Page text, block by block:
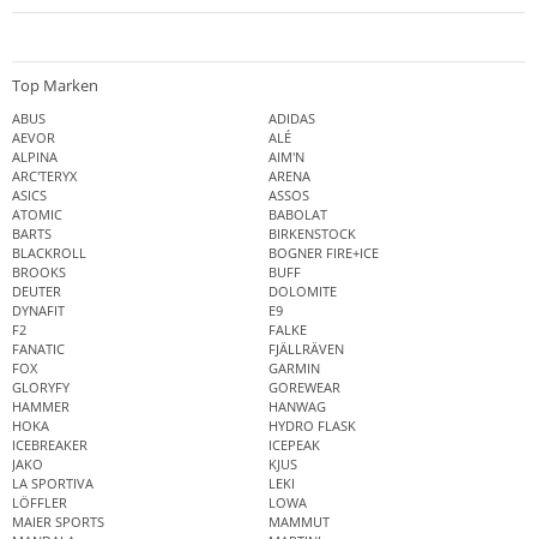
Top Marken
ABUS
ADIDAS
AEVOR
ALÉ
ALPINA
AIM'N
ARC'TERYX
ARENA
ASICS
ASSOS
ATOMIC
BABOLAT
BARTS
BIRKENSTOCK
BLACKROLL
BOGNER FIRE+ICE
BROOKS
BUFF
DEUTER
DOLOMITE
DYNAFIT
E9
F2
FALKE
FANATIC
FJÄLLRÄVEN
FOX
GARMIN
GLORYFY
GOREWEAR
HAMMER
HANWAG
HOKA
HYDRO FLASK
ICEBREAKER
ICEPEAK
JAKO
KJUS
LA SPORTIVA
LEKI
LÖFFLER
LOWA
MAIER SPORTS
MAMMUT